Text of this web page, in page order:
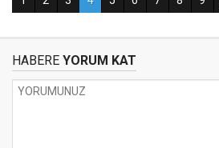
HABERE YORUM KAT